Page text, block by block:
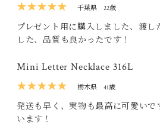
★★★★★
千葉県 22歳
プレゼント用に購入しました、渡し
した、品質も良かったです！
Mini Letter Necklace 316L
★★★★★
栃木県 41歳
発送も早く、実物も最高に可愛い
います！